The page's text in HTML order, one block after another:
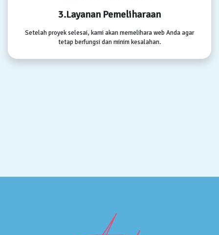
3.Layanan Pemeliharaan
Setelah proyek selesai, kami akan memelihara web Anda agar
tetap berfungsi dan minim kesalahan.